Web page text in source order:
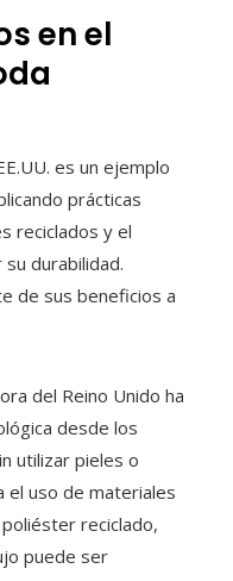
en el
es un ejemplo
prácticas
reciclados y el
durabilidad.
de sus beneficios a
del Reino Unido ha
desde los
utilizar pieles o
el uso de materiales
reciclado,
puede ser